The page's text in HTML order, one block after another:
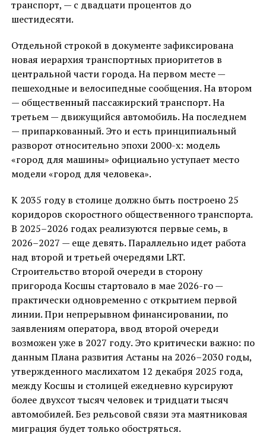
транспорт, — с двадцати процентов до
шестидесяти.
Отдельной строкой в документе зафиксирована
новая иерархия транспортных приоритетов в
центральной части города. На первом месте —
пешеходные и велосипедные сообщения. На втором
— общественный пассажирский транспорт. На
третьем — движущийся автомобиль. На последнем
— припаркованный. Это и есть принципиальный
разворот относительно эпохи 2000-х: модель
«город для машины» официально уступает место
модели «город для человека».
К 2035 году в столице должно быть построено 25
коридоров скоростного общественного транспорта.
В 2025–2026 годах реализуются первые семь, в
2026–2027 — еще девять. Параллельно идет работа
над второй и третьей очередями LRT.
Строительство второй очереди в сторону
пригорода Косшы стартовало в мае 2026-го —
практически одновременно с открытием первой
линии. При непрерывном финансировании, по
заявлениям оператора, ввод второй очереди
возможен уже в 2027 году. Это критически важно: по
данным Плана развития Астаны на 2026–2030 годы,
утвержденного маслихатом 12 декабря 2025 года,
между Косшы и столицей ежедневно курсируют
более двухсот тысяч человек и тридцати тысяч
автомобилей. Без рельсовой связи эта маятниковая
миграция будет только обостряться.